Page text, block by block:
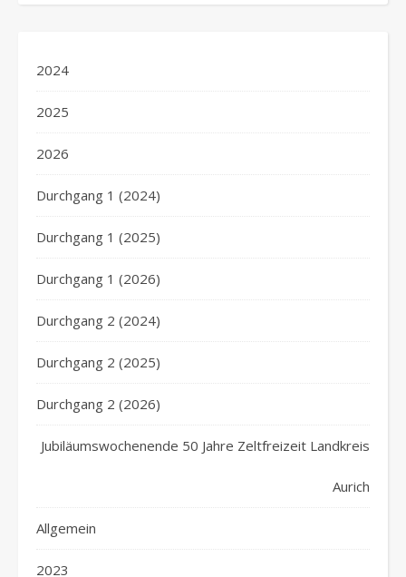
2024
2025
2026
Durchgang 1 (2024)
Durchgang 1 (2025)
Durchgang 1 (2026)
Durchgang 2 (2024)
Durchgang 2 (2025)
Durchgang 2 (2026)
Jubiläumswochenende 50 Jahre Zeltfreizeit Landkreis
Aurich
Allgemein
2023